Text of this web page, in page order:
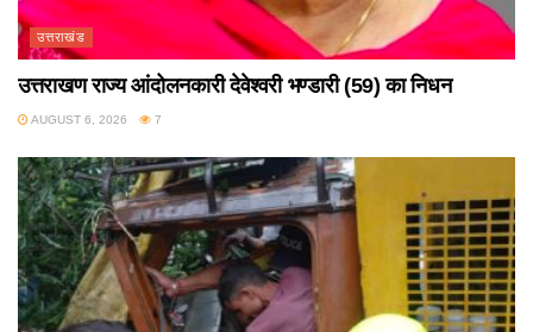
उत्तराखंड
उत्तराखण राज्य आंदोलनकारी देवेश्वरी भण्डारी (59) का निधन
AUGUST 6, 2026 7